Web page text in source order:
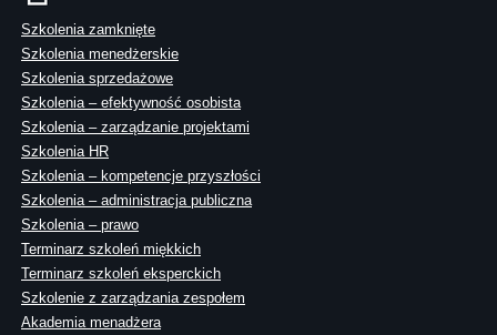
Szkolenia zamknięte
Szkolenia menedżerskie
Szkolenia sprzedażowe
Szkolenia – efektywność osobista
Szkolenia – zarządzanie projektami
Szkolenia HR
Szkolenia – kompetencje przyszłości
Szkolenia – administracja publiczna
Szkolenia – prawo
Terminarz szkoleń miękkich
Terminarz szkoleń eksperckich
Szkolenie z zarządzania zespołem
Akademia menadżera